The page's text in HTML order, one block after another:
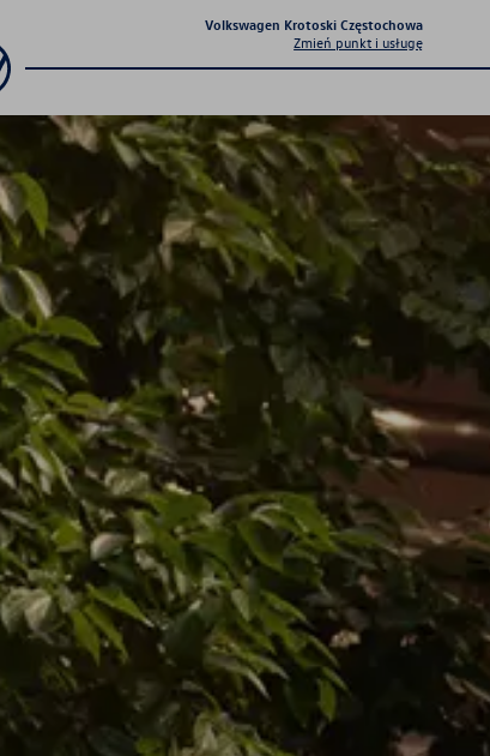
Volkswagen Krotoski Częstochowa
Zmień punkt i usługę
Autoryzowany Salon i Serwis
Volkswagen Krotoski
Autoryzowany Salon i
Serwis Volkswagen
Krotoski
Autoryzowany Salon i Serwis Volkswagen
Krotoski
Na skróty